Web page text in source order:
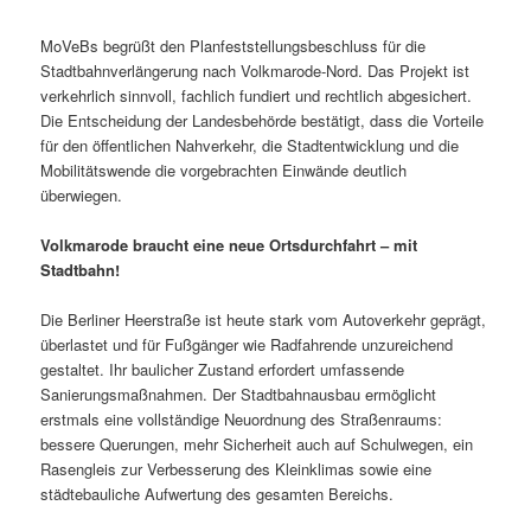
MoVeBs begrüßt den Planfeststellungsbeschluss für die
Stadtbahnverlängerung nach Volkmarode-Nord. Das Projekt ist
verkehrlich sinnvoll, fachlich fundiert und rechtlich abgesichert.
Die Entscheidung der Landesbehörde bestätigt, dass die Vorteile
für den öffentlichen Nahverkehr, die Stadtentwicklung und die
Mobilitätswende die vorgebrachten Einwände deutlich
überwiegen.
Volkmarode braucht eine neue Ortsdurchfahrt – mit
Stadtbahn!
Die Berliner Heerstraße ist heute stark vom Autoverkehr geprägt,
überlastet und für Fußgänger wie Radfahrende unzureichend
gestaltet. Ihr baulicher Zustand erfordert umfassende
Sanierungsmaßnahmen. Der Stadtbahnausbau ermöglicht
erstmals eine vollständige Neuordnung des Straßenraums:
bessere Querungen, mehr Sicherheit auch auf Schulwegen, ein
Rasengleis zur Verbesserung des Kleinklimas sowie eine
städtebauliche Aufwertung des gesamten Bereichs.